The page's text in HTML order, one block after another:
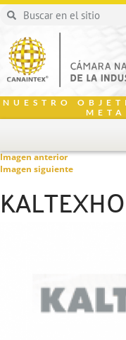
NUESTRO
Imagen anterior
Imagen siguiente